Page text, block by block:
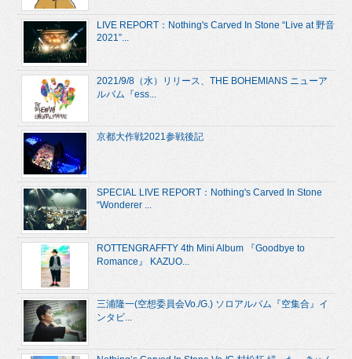
LIVE REPORT：Nothing's Carved In Stone “Live at 野音
2021”...
2021/9/8（水）リリース、THE BOHEMIANS ニューア
ルバム『ess...
京都大作戦2021参戦後記
SPECIAL LIVE REPORT：Nothing's Carved In Stone
“Wonderer ...
ROTTENGRAFFTY 4th Mini Album 『Goodbye to
Romance』 KAZUO...
三浦隆一(空想委員会Vo./G.) ソロアルバム『空集合』イ
ンタビ...